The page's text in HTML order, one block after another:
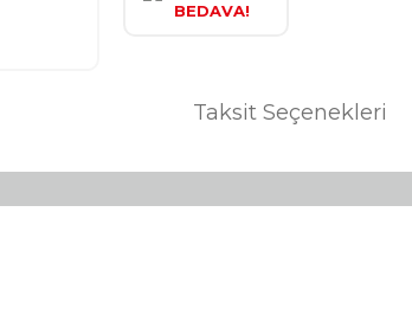
BEDAVA!
Taksit Seçenekleri